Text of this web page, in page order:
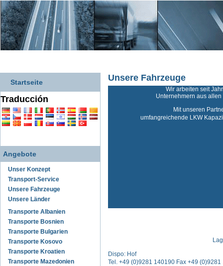
Startseite
Traducción
Angebote
Unser Konzept
Transport-Service
Unsere Fahrzeuge
Unsere Länder
Transporte Albanien
Transporte Bosnien
Transporte Bulgarien
Transporte Kosovo
Transporte Kroatien
Transporte Mazedonien
Unsere Fahrzeuge
Wir arbeiten seit
Unternehmern aus
Mit unseren
umfangreichende LKW
Dispo: Hof
Tel. +49 (0)9281 140190 Fax +49